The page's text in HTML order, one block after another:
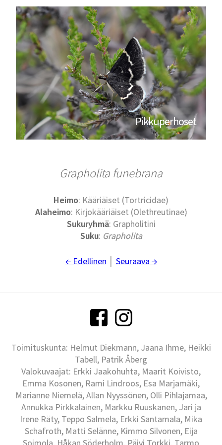
Pikkuperhoset
Grapholita funebrana
Heimo: Kääriäiset (Tortricidae)
Alaheimo: Kirjokääriäiset (Olethreutinae)
Sukuryhmä: Grapholitini
Suku: Grapholita
← Edellinen Seuraava →
Toimituskunta: Helmut Diekmann, Jaana Ihme, Heikki
Tabell, Patrik Åberg
Valokuvaajat: Erkki Jaakohuhta, Maarit Koivisto,
Emma Kosonen, Rami Lindroos, Esa Marjamäki,
Marianne Niemelä, Allan Nyyssönen, Olli Pihlajamaa,
Annukka Pirkkalainen, Markku Ruuskanen, Jari ja
Irene Räty, Teppo Salmela, Erkki Santamala, Mika
Schafroth, Matti Selänne, Kimmo Silvonen, Eija